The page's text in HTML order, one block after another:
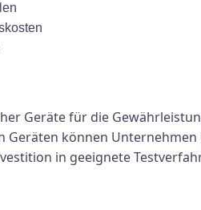
Geräte für die
Geräten können
in geeignete